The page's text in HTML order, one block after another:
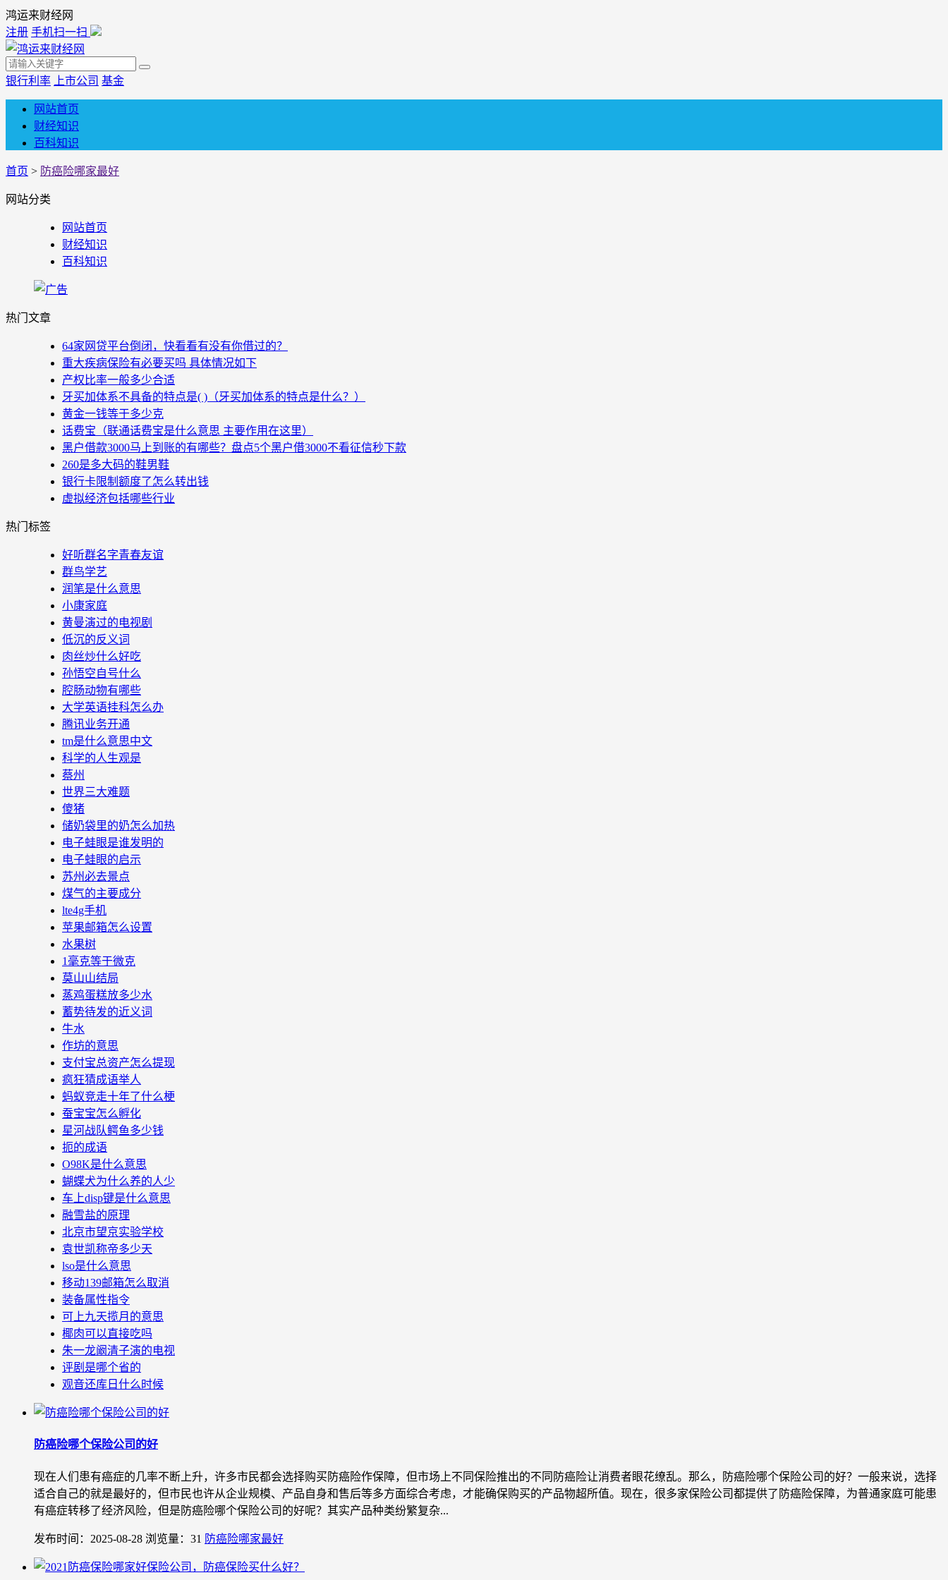
鸿运来财经网
注册 手机扫一扫
银行利率 上市公司 基金
网站首页
财经知识
百科知识
首页 > 防癌险哪家最好
网站分类
网站首页
财经知识
百科知识
热门文章
64家网贷平台倒闭，快看看有没有你借过的？
重大疾病保险有必要买吗 具体情况如下
产权比率一般多少合适
牙买加体系不具备的特点是( )（牙买加体系的特点是什么？）
黄金一钱等于多少克
话费宝（联通话费宝是什么意思 主要作用在这里）
黑户借款3000马上到账的有哪些？盘点5个黑户借3000不看征信秒下款
260是多大码的鞋男鞋
银行卡限制额度了怎么转出钱
虚拟经济包括哪些行业
热门标签
好听群名字青春友谊
群鸟学艺
润笔是什么意思
小康家庭
黄曼演过的电视剧
低沉的反义词
肉丝炒什么好吃
孙悟空自号什么
腔肠动物有哪些
大学英语挂科怎么办
腾讯业务开通
tm是什么意思中文
科学的人生观是
蔡州
世界三大难题
傻猪
储奶袋里的奶怎么加热
电子蛙眼是谁发明的
电子蛙眼的启示
苏州必去景点
煤气的主要成分
lte4g手机
苹果邮箱怎么设置
水果树
1毫克等于微克
莫山山结局
蒸鸡蛋糕放多少水
蓄势待发的近义词
牛水
作坊的意思
支付宝总资产怎么提现
疯狂猜成语举人
蚂蚁竞走十年了什么梗
蚕宝宝怎么孵化
星河战队鳄鱼多少钱
扼的成语
O98K是什么意思
蝴蝶犬为什么养的人少
车上disp键是什么意思
融雪盐的原理
北京市望京实验学校
袁世凯称帝多少天
lso是什么意思
移动139邮箱怎么取消
装备属性指令
可上九天揽月的意思
椰肉可以直接吃吗
朱一龙阚清子演的电视
评剧是哪个省的
观音还库日什么时候
防癌险哪个保险公司的好
现在人们患有癌症的几率不断上升，许多市民都会选择购买防癌险作保障，但市场上不同保险推出的不同防癌险让消费者眼花缭乱。那么，防癌险哪个保险公司的好？一般来说，选择
适合自己的就是最好的，但市民也许从企业规模、产品自身和售后等多方面综合考虑，才能确保购买的产品物超所值。现在，很多家保险公司都提供了防癌险保障，为普通家庭可能患
有癌症转移了经济风险，但是防癌险哪个保险公司的好呢？其实产品种类纷繁复杂...
发布时间：2025-08-28 浏览量：31 防癌险哪家最好